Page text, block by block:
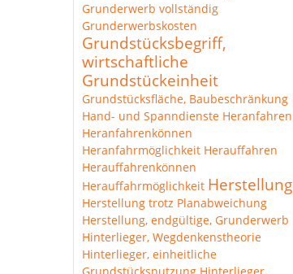
Grunderwerb vollständig
Grunderwerbskosten
Grundstücksbegriff,
wirtschaftliche
Grundstückeinheit
Grundstücksfläche, Baubeschränkung
Hand- und Spanndienste Heranfahren
Heranfahrenkönnen
Heranfahrmöglichkeit Herauffahren
Herauffahrenkönnen
Herauffahrmöglichkeit Herstellung
Herstellung trotz Planabweichung
Herstellung, endgültige, Grunderwerb
Hinterlieger, Wegdenkenstheorie
Hinterlieger, einheitliche